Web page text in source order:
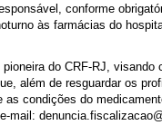
conforme
às farmácias do
do CRF-RJ, visando
além de resguardar os
condições do
mail: